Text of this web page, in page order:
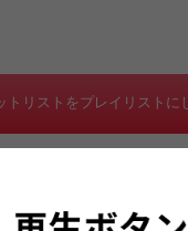
トリストをプレイリストに